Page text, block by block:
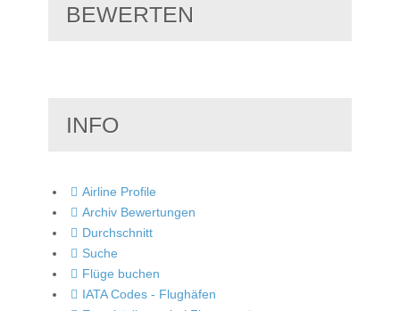
BEWERTEN
INFO
Airline Profile
Archiv Bewertungen
Durchschnitt
Suche
Flüge buchen
IATA Codes - Flughäfen